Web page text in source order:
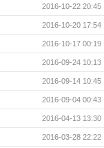
2016-10-22 20:45
2016-10-20 17:54
2016-10-17 00:19
2016-09-24 10:13
2016-09-14 10:45
2016-09-04 00:43
2016-04-13 13:30
2016-03-28 22:22